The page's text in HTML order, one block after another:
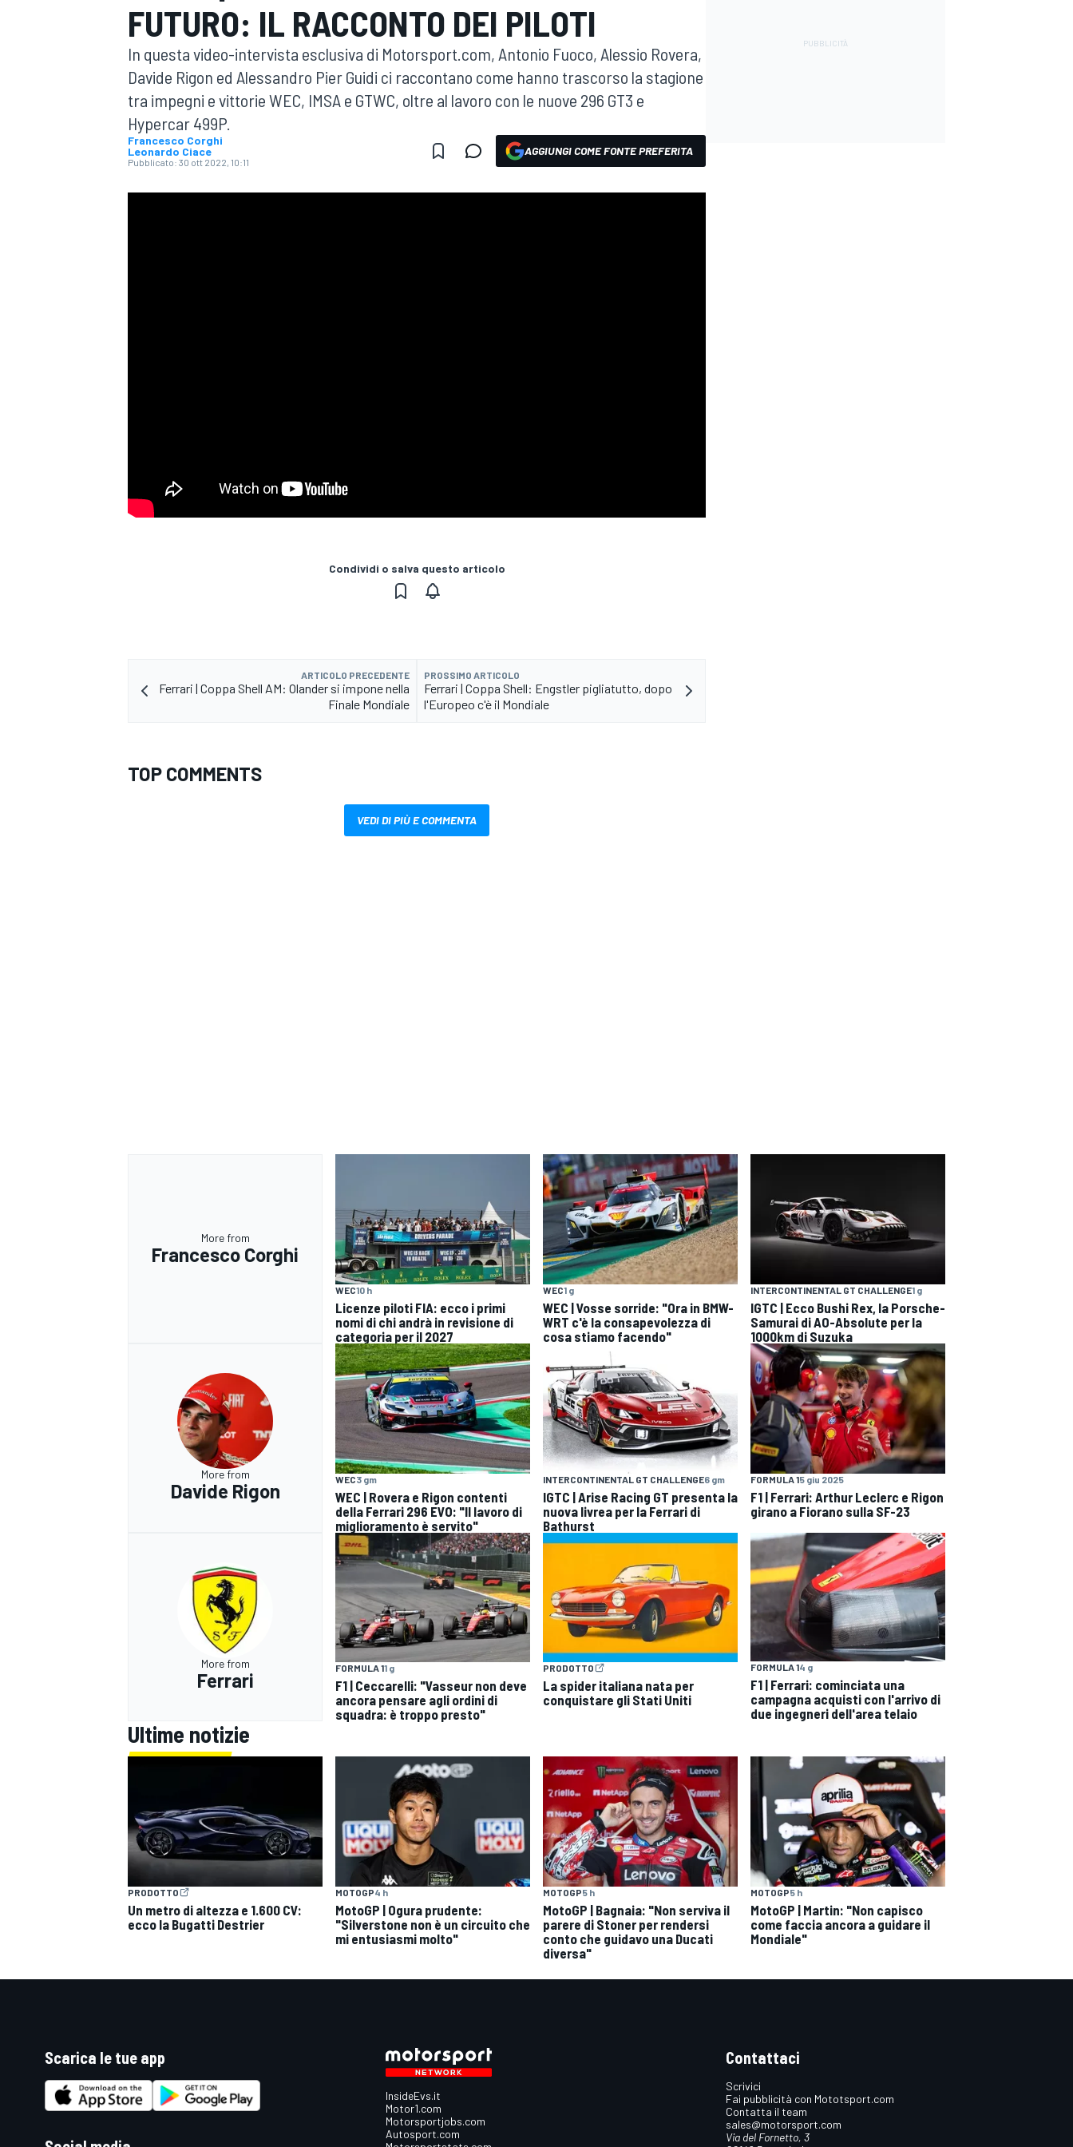
MOTOGP WEC
MONOPOSTO
MONOMARCA
RALLY
FUTURO: IL RACCONTO DEI PILOTI
In questa video-intervista esclusiva di Motorsport.com, Antonio Fuoco, Alessio Rovera,
Davide Rigon ed Alessandro Pier Guidi ci raccontano come hanno trascorso la stagione
tra impegni e vittorie WEC, IMSA e GTWC, oltre al lavoro con le nuove 296 GT3 e
Hypercar 499P.
Francesco Corghi
Leonardo Ciace
Pubblicato: 30 ott 2022, 10:11
AGGIUNGI COME FONTE PREFERITA
Condividi o salva questo articolo
ARTICOLO PRECEDENTE
Ferrari | Coppa Shell AM: Olander si impone nella
Finale Mondiale
PROSSIMO ARTICOLO
Ferrari | Coppa Shell: Engstler pigliatutto, dopo
l'Europeo c'è il Mondiale
TOP COMMENTS
VEDI DI PIÙ E COMMENTA
More from
Francesco Corghi
WEC10 h
Licenze piloti FIA: ecco i primi
nomi di chi andrà in revisione di
categoria per il 2027
WEC1 g
WEC | Vosse sorride: "Ora in BMW-
WRT c'è la consapevolezza di
cosa stiamo facendo"
INTERCONTINENTAL GT CHALLENGE1 g
IGTC | Ecco Bushi Rex, la Porsche-
Samurai di AO-Absolute per la
1000km di Suzuka
More from
Davide Rigon
WEC3 gm
WEC | Rovera e Rigon contenti
della Ferrari 296 EVO: "Il lavoro di
miglioramento è servito"
INTERCONTINENTAL GT CHALLENGE6 gm
IGTC | Arise Racing GT presenta la
nuova livrea per la Ferrari di
Bathurst
FORMULA 15 giu 2025
F1 | Ferrari: Arthur Leclerc e Rigon
girano a Fiorano sulla SF-23
More from
Ferrari
FORMULA 11 g
F1 | Ceccarelli: "Vasseur non deve
ancora pensare agli ordini di
squadra: è troppo presto"
PRODOTTO
La spider italiana nata per
conquistare gli Stati Uniti
FORMULA 14 g
F1 | Ferrari: cominciata una
campagna acquisti con l'arrivo di
due ingegneri dell'area telaio
Ultime notizie
PRODOTTO
Un metro di altezza e 1.600 CV:
ecco la Bugatti Destrier
MOTOGP4 h
MotoGP | Ogura prudente:
"Silverstone non è un circuito che
mi entusiasmi molto"
MOTOGP5 h
MotoGP | Bagnaia: "Non serviva il
parere di Stoner per rendersi
conto che guidavo una Ducati
diversa"
MOTOGP5 h
MotoGP | Martin: "Non capisco
come faccia ancora a guidare il
Mondiale"
Scarica le tue app
InsideEvs.it
Motor1.com
Motorsportjobs.com
Autosport.com
Contattaci
Scrivici
Fai pubblicità con Mototsport.com
Contatta il team
sales@motorsport.com
Via del Fornetto, 3